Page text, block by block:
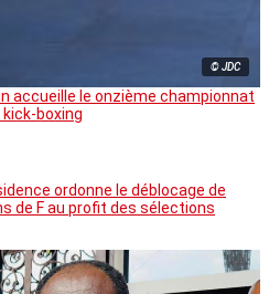
© JDC
accueille le onzième championnat
kick-boxing
ordonne le déblocage de
de F au profit des sélections